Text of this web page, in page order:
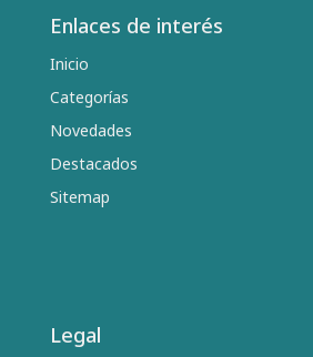
Enlaces de interés
Inicio
Categorías
Novedades
Destacados
Sitemap
Legal